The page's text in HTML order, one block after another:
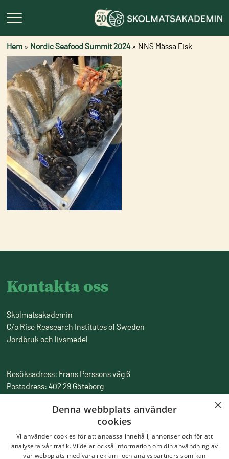
Hem » Nordic Seafood Summit 2024» NNS Mässa Fisk
Kontakta oss
Skolmatsakademin
C/o Rise Reasearch Institutes of Sweden
Jordbruk och livsmedel
Besöksadress: Frans Perssons väg 6
Postadress: 402 29 Göteborg
010-516 50 00
×
Denna webbplats använder
cookies
Vi använder cookies för att anpassa innehåll, annonser och för att
analysera vår trafik. Vi delar också information om din användning av
vår webbplats med våra reklam- och analyspartners som kan